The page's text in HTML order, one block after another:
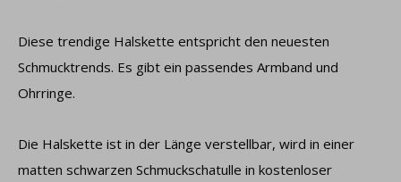
Diese trendige Halskette entspricht den neuesten
Schmucktrends. Es gibt ein passendes Armband und
Ohrringe.
Die Halskette ist in der Länge verstellbar, wird in einer
matten schwarzen Schmuckschatulle in kostenloser